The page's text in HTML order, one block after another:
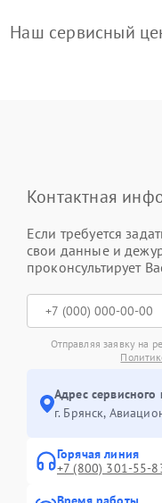
Наш сервисный
Контактная
Если требуется
свои данные и
проконсультирует
Отправляя заявку на
Адрес
г. Брянск,
Горячая линия
+7 (800) 301-55-